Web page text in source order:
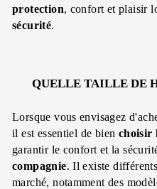
protection, confort et plaisir
sécurité.
QUELLE TAILLE DE
Lorsque vous envisagez
il est essentiel de bien choisir
garantir le confort et la
compagnie. Il existe
marché, notamment des